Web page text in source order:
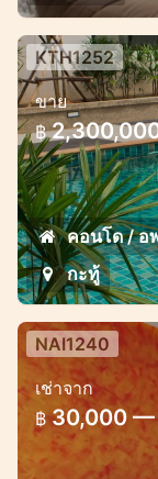
KTH1252
ขาย
฿
คอนโด / อ
กะทู้
Cosy
Naiharn
Studio in
NAI1240
เช่าจาก
฿ 30,000 —